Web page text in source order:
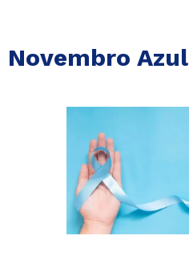
Novembro Azul